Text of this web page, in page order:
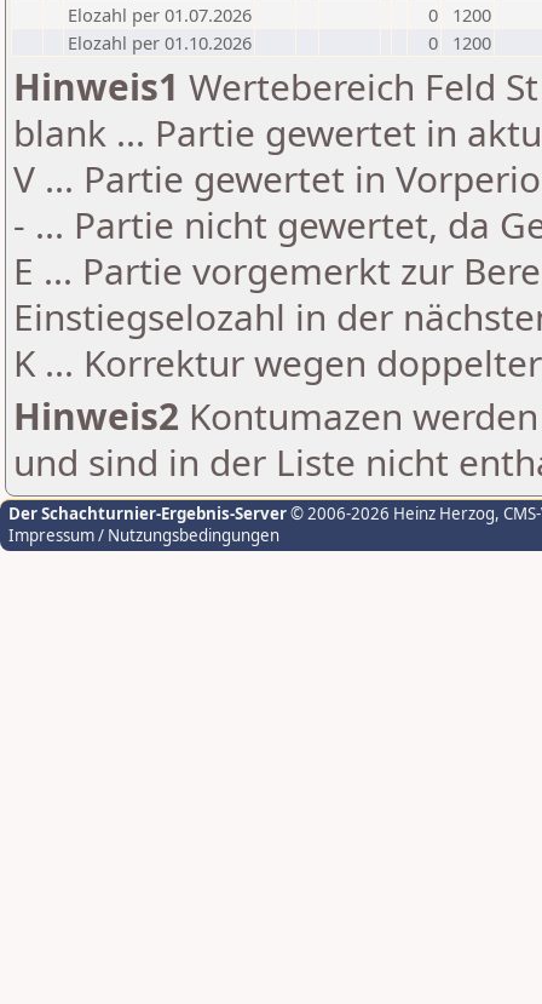
Elozahl per 01.07.2026
0
1200
Elozahl per 01.10.2026
0 1200
Hinweis1 Wertebereich Feld
blank ... Partie gewertet in
V ... Partie gewertet in
- ... Partie nicht gewertet, da
E ... Partie vorgemerkt zur
Einstiegselozahl in der
K ... Korrektur wegen
Hinweis2 Kontumazen
und sind in der Liste nicht
Der Schachturnier-Ergebnis-Server© 2006-2026 Heinz Herzog,
Impressum / Nutzungsbedingungen